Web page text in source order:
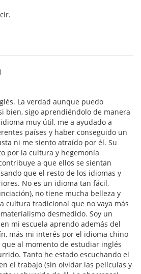
)
La verdad aunque puedo
bien, sigo aprendiéndolo de manera
muy útil, me a ayudado a
países y haber conseguido un
ni me siento atraído por él. Su
por la cultura y hegemonía
a que ellos se sientan
que el resto de los idiomas y
No es un idioma tan fácil,
no tiene mucha belleza y
cultura tradicional que no vaya más
desmedido. Soy un
mi escuela aprendo además del
más mi interés por el idioma chino
al momento de estudiar inglés
Tanto he estado escuchando el
el trabajo (sin olvidar las películas y